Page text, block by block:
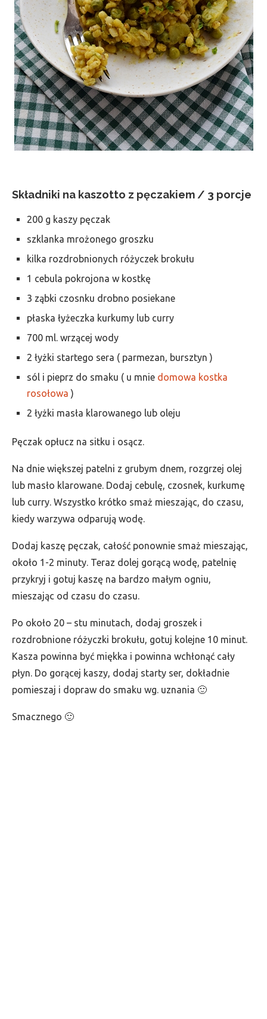
Składniki na kaszotto z pęczakiem / 3 porcje
200 g kaszy pęczak
szklanka mrożonego groszku
kilka rozdrobnionych różyczek brokułu
1 cebula pokrojona w kostkę
3 ząbki czosnku drobno posiekane
płaska łyżeczka kurkumy lub curry
700 ml. wrzącej wody
2 łyżki startego sera ( parmezan, bursztyn )
sól i pieprz do smaku ( u mnie domowa kostka
rosołowa )
2 łyżki masła klarowanego lub oleju
Pęczak opłucz na sitku i osącz.
Na dnie większej patelni z grubym dnem, rozgrzej olej
lub masło klarowane. Dodaj cebulę, czosnek, kurkumę
lub curry. Wszystko krótko smaż mieszając, do czasu,
kiedy warzywa odparują wodę.
Dodaj kaszę pęczak, całość ponownie smaż mieszając,
około 1-2 minuty. Teraz dolej gorącą wodę, patelnię
przykryj i gotuj kaszę na bardzo małym ogniu,
mieszając od czasu do czasu.
Po około 20 – stu minutach, dodaj groszek i
rozdrobnione różyczki brokułu, gotuj kolejne 10 minut.
Kasza powinna być miękka i powinna wchłonąć cały
płyn. Do gorącej kaszy, dodaj starty ser, dokładnie
pomieszaj i dopraw do smaku wg. uznania 🙂
Smacznego 🙂